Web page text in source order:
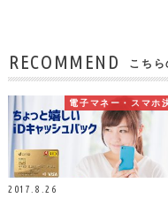
RECOMMEND こちら
電子マネー・スマホ
2017.8.26